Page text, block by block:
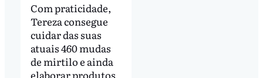
Com praticidade,
Tereza consegue
cuidar das suas
atuais 460 mudas
de mirtilo e ainda
elaborar produtos